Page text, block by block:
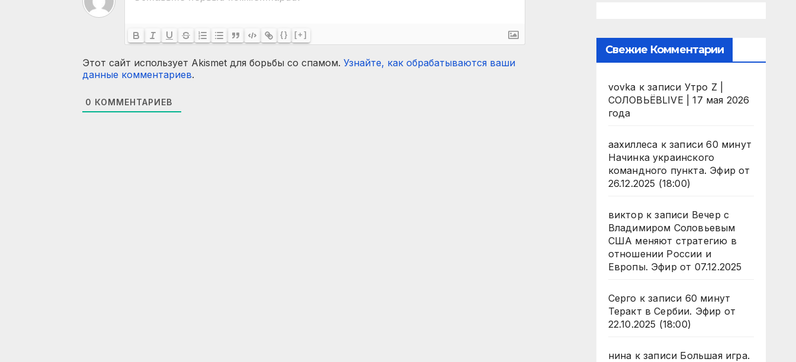
{} [+]
Этот сайт использует Akismet для борьбы со спамом. Узнайте, как обрабатываются ваши
данные комментариев.
0 КОММЕНТАРИЕВ
Свежие Комментарии
vovka к записи Утро Z |
СОЛОВЬЁВLIVE | 17 мая 2026
года
аахиллеса к записи60 минут
Начинка украинского
командного пункта. Эфир от
26.12.2025 (18:00)
виктор к записи Вечер с
Владимиром Соловьевым
США меняют стратегию в
отношении России и
Европы. Эфир от 07.12.2025
Серго к записи 60 минут
Теракт в Сербии. Эфир от
22.10.2025 (18:00)
нина к записи Большая игра.